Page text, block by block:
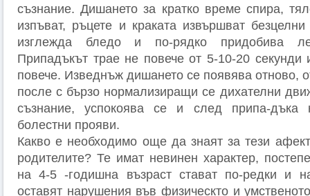
съзнание. Дишането за кратко време спира,
изпъват, ръцете и краката извършват
изглежда бледо и по-рядко придобива
Припадъкът трае не повече от 5-10-20 секунди
повече. Изведнъж дишането се появява отново,
после с бързо нормализиращи се дихателни
съзнание, успокоява се и след припа-дъка
болестни прояви.
Какво е необходимо още да знаят за тези
родителите? Те имат невинен характер,
на 4-5 -годишна възраст стават по-редки и
оставят нарушения във физическто и